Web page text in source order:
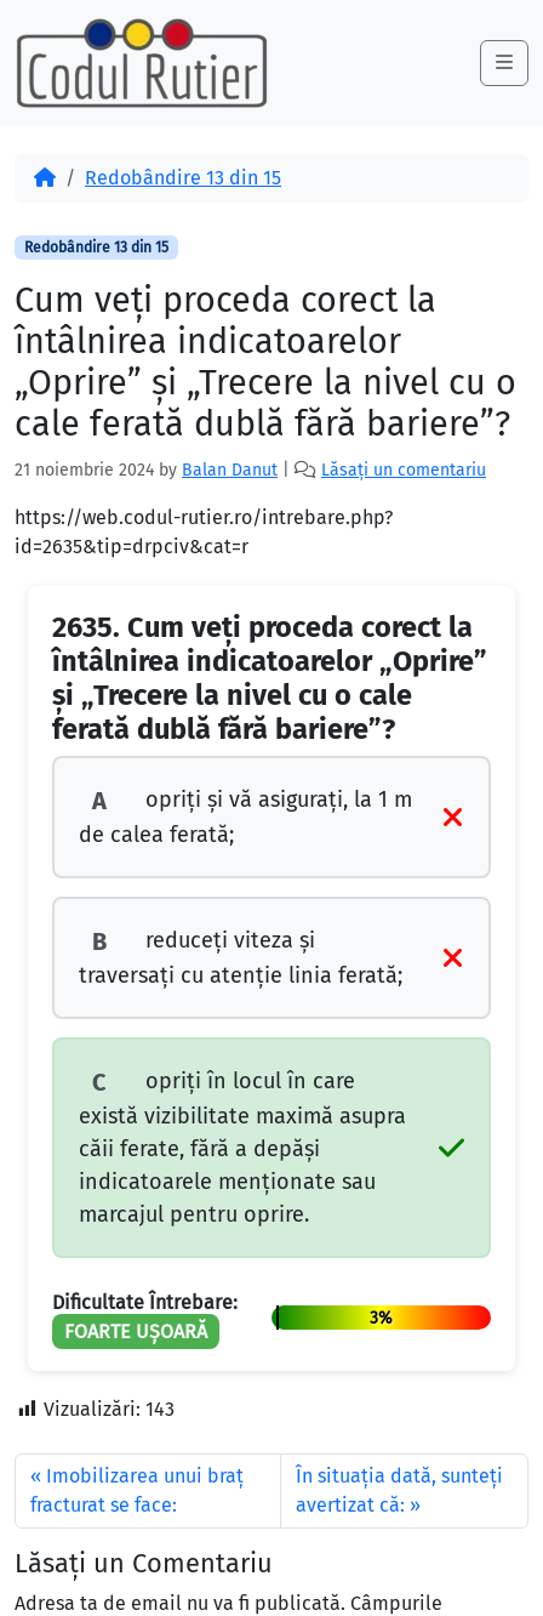
Skip to content
Skip to footer
AcasăRedobândire 13 din 15
Redobândire 13 din 15
Cum veţi proceda corect la
întâlnirea indicatoarelor
„Oprire” şi „Trecere la nivel cu o
cale ferată dublă fără bariere”?
21 noiembrie 2024 by Balan Danut Lăsați un comentariu
https://web.codul-rutier.ro/intrebare.php?
id=2635&tip=drpciv&cat=r
2635. Cum veţi proceda corect la
întâlnirea indicatoarelor „Oprire”
şi „Trecere la nivel cu o cale
ferată dublă fără bariere”?
A
opriţi şi vă asiguraţi, la 1 m
de calea ferată;
B
reduceţi viteza şi
traversaţi cu atenţie linia ferată;
C
opriţi în locul în care
există vizibilitate maximă asupra
căii ferate, fără a depăşi
indicatoarele menţionate sau
marcajul pentru oprire.
Dificultate Întrebare:
FOARTE UȘOARĂ
3%
Vizualizări: 143
Imobilizarea unui braţ
fracturat se face:
În situația dată, sunteți
avertizat că:
Lăsați un Comentariu
Adresa ta de email nu va fi publicată. Câmpurile